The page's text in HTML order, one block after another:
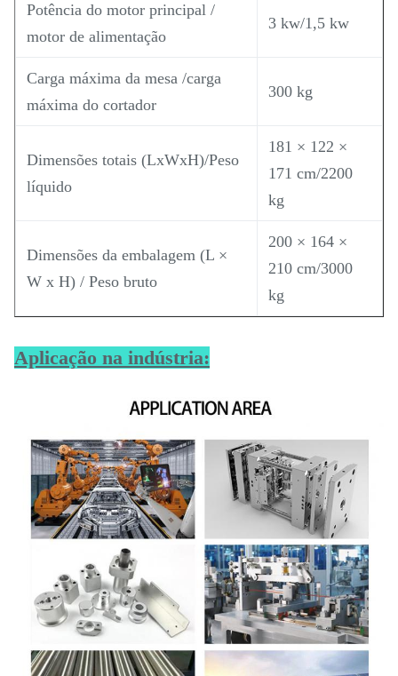
Potência do motor principal /
motor de alimentação
3 kw/1,5 kw
Carga máxima da mesa /carga
máxima do cortador
300 kg
Dimensões totais (LxWxH)/Peso
líquido
181 × 122 ×
171 cm/2200
kg
Dimensões da embalagem (L ×
W x H) / Peso bruto
200 × 164 ×
210 cm/3000
kg
Aplicação na indústria: